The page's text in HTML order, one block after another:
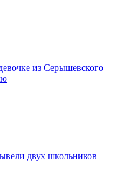
из Серышевского
двух школьников